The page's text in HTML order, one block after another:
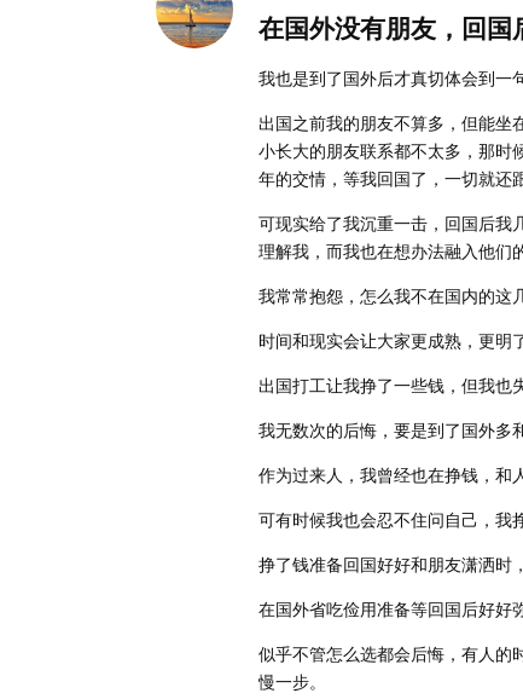
在国外没有朋友，回国
我也是到了国外后才真切体会到一
出国之前我的朋友不算多，但能坐
小长大的朋友联系都不太多，那时
年的交情，等我回国了，一切就还
可现实给了我沉重一击，回国后我
理解我，而我也在想办法融入他们
我常常抱怨，怎么我不在国内的这
时间和现实会让大家更成熟，更明
出国打工让我挣了一些钱，但我也
我无数次的后悔，要是到了国外多
作为过来人，我曾经也在挣钱，和
可有时候我也会忍不住问自己，我
挣了钱准备回国好好和朋友潇洒时
在国外省吃俭用准备等回国后好好
似乎不管怎么选都会后悔，有人的
慢一步。